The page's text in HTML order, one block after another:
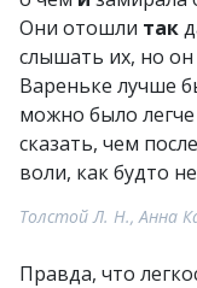
Они отошли так
слышать их, но
Вареньке лучше
можно было легче
сказать, чем
воли, как будто
Толстой Л. Н., Анна
Правда, что